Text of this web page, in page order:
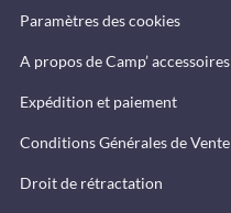
Paramètres des cookies
A propos de Camp’ accessoires
Expédition et paiement
Conditions Générales de Vente
Droit de rétractation